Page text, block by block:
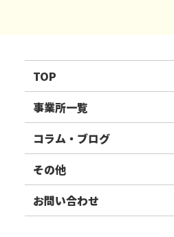
TOP
リハスワーク
リハスファーム
事業所一覧
関東エリア
東北エリア
甲信越エリア
コラム・ブログ
事業所ブログ
ご利用者様の声
その他
お知らせ
お問い合わせ